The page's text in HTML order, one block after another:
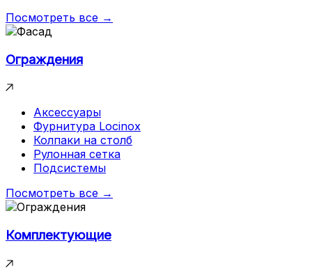
Посмотреть все →
Ограждения
Аксессуары
Фурнитура Locinox
Колпаки на столб
Рулонная сетка
Подсистемы
Посмотреть все →
Комплектующие